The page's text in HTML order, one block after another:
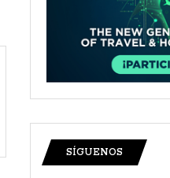
SÍGUENOS